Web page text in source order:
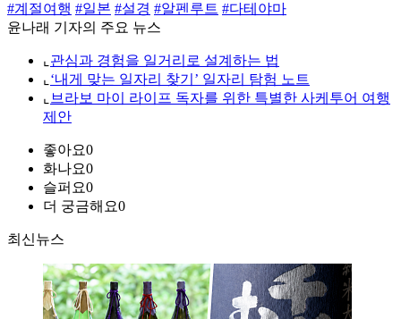
#계절여행 #일본 #설경 #알펜루트 #다테야마
윤나래 기자의 주요 뉴스
⌞ 관심과 경험을 일거리로 설계하는 법
⌞ ‘내게 맞는 일자리 찾기’ 일자리 탐험 노트
⌞ 브라보 마이 라이프 독자를 위한 특별한 사케투어 여행
제안
좋아요0
화나요0
슬퍼요0
더 궁금해요0
최신뉴스